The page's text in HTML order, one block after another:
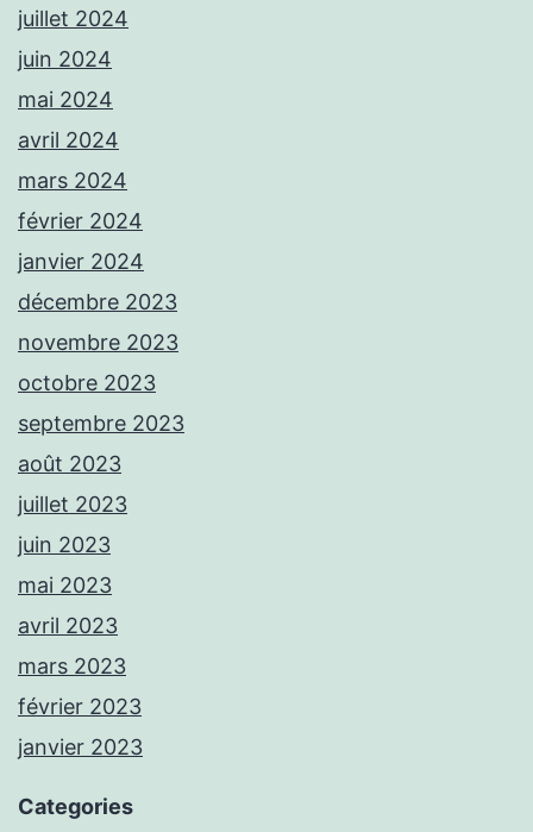
juillet 2024
juin 2024
mai 2024
avril 2024
mars 2024
février 2024
janvier 2024
décembre 2023
novembre 2023
octobre 2023
septembre 2023
août 2023
juillet 2023
juin 2023
mai 2023
avril 2023
mars 2023
février 2023
janvier 2023
Categories